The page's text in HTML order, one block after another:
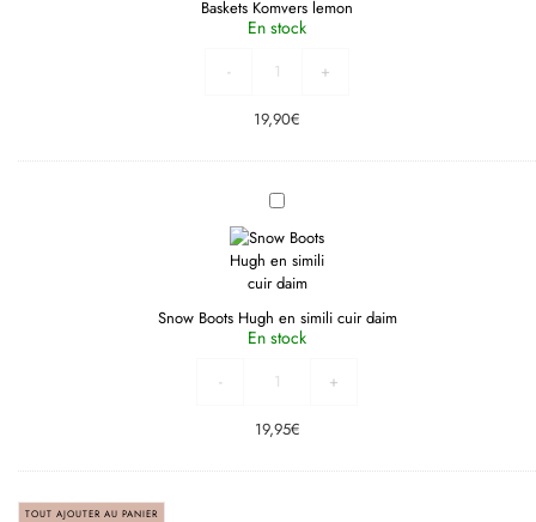
Baskets Komvers lemon
En stock
- +
19,90€
Snow
Boots
Hugh
en
simili
cuir
daim
Snow Boots Hugh en simili cuir daim
En stock
- +
19,95€
TOUT AJOUTER AU PANIER